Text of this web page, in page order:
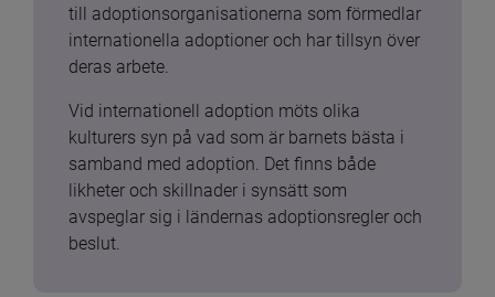
till adoptionsorganisationerna som förmedlar
internationella adoptioner och har tillsyn över
deras arbete.
Vid internationell adoption möts olika
kulturers syn på vad som är barnets bästa i
samband med adoption. Det finns både
likheter och skillnader i synsätt som
avspeglar sig i ländernas adoptionsregler och
beslut.